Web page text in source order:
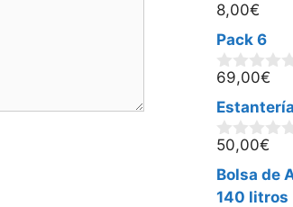
0
d
e
5
8,00€
Pack 6
0
d
e
5
69,00€
0
d
e
5
50,00€
Bolsa de
140 litros